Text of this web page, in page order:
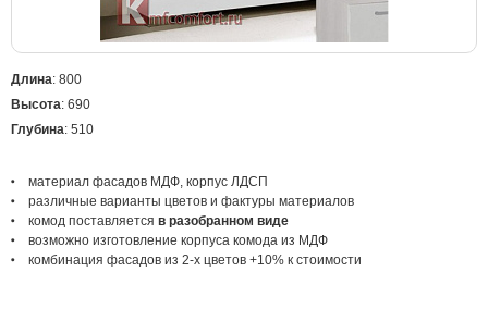
Длина: 800
Высота: 690
Глубина: 510
материал фасадов МДФ, корпус ЛДСП
различные варианты цветов и фактуры материалов
комод поставляется в разобранном виде
возможно изготовление корпуса комода из МДФ
комбинация фасадов из 2-х цветов +10% к стоимости